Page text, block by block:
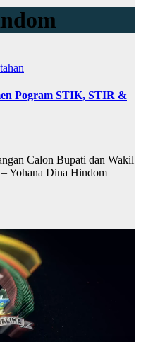
Pogram STIK, STIR &
Calon Bupati dan Wakil
Yohana Dina Hindom